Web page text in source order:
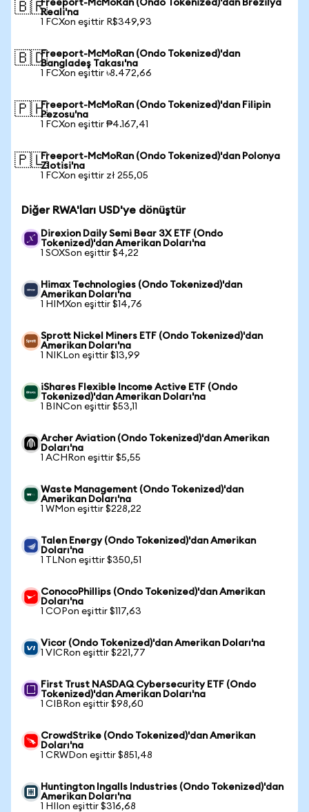
🇧🇷Freeport-McMoRan (Ondo Tokenized)'dan Brezilya
Reali'na
1 FCXon eşittir R$349,93
🇧🇩Freeport-McMoRan (Ondo Tokenized)'dan
Bangladeş Takası'na
1 FCXon eşittir ৳8.472,66
🇵🇭Freeport-McMoRan (Ondo Tokenized)'dan Filipin
Pezosu'na
1 FCXon eşittir ₱4.167,41
🇵🇱Freeport-McMoRan (Ondo Tokenized)'dan Polonya
Zlotisi'na
1 FCXon eşittir zł 255,05
Diğer RWA'ları USD'ye dönüştür
Direxion Daily Semi Bear 3X ETF (Ondo
Tokenized)'dan Amerikan Doları'na
1 SOXSon eşittir $4,22
Himax Technologies (Ondo Tokenized)'dan
Amerikan Doları'na
1 HIMXon eşittir $14,76
Sprott Nickel Miners ETF (Ondo Tokenized)'dan
Amerikan Doları'na
1 NIKLon eşittir $13,99
iShares Flexible Income Active ETF (Ondo
Tokenized)'dan Amerikan Doları'na
1 BINCon eşittir $53,11
Archer Aviation (Ondo Tokenized)'dan Amerikan
Doları'na
1 ACHRon eşittir $5,55
Waste Management (Ondo Tokenized)'dan
Amerikan Doları'na
1 WMon eşittir $228,22
Talen Energy (Ondo Tokenized)'dan Amerikan
Doları'na
1 TLNon eşittir $350,51
ConocoPhillips (Ondo Tokenized)'dan Amerikan
Doları'na
1 COPon eşittir $117,63
Vicor (Ondo Tokenized)'dan Amerikan Doları'na
1 VICRon eşittir $221,77
First Trust NASDAQ Cybersecurity ETF (Ondo
Tokenized)'dan Amerikan Doları'na
1 CIBRon eşittir $98,60
CrowdStrike (Ondo Tokenized)'dan Amerikan
Doları'na
1 CRWDon eşittir $851,48
Huntington Ingalls Industries (Ondo Tokenized)'dan
Amerikan Doları'na
1 HIIon eşittir $316,68